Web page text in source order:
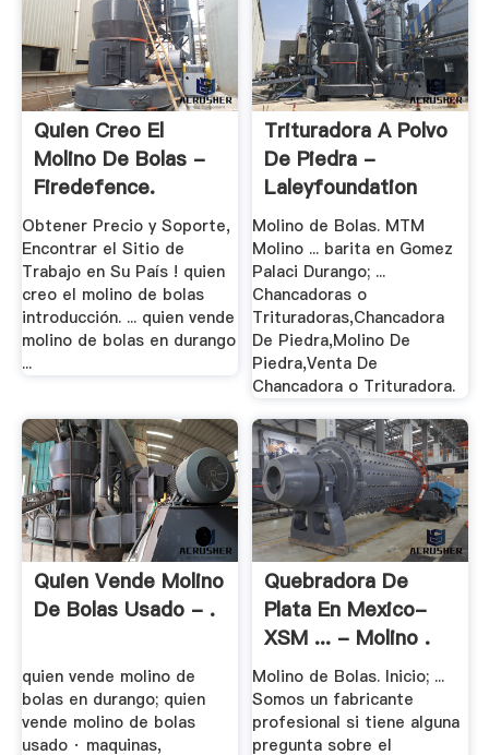
Quien Creo El
Molino De Bolas -
Firedefence.
Obtener Precio y Soporte,
Encontrar el Sitio de
Trabajo en Su País ! quien
creo el molino de bolas
introducción. ... quien vende
molino de bolas en durango
...
Trituradora A Polvo
De Piedra -
Laleyfoundation
Molino de Bolas. MTM
Molino ... barita en Gomez
Palaci Durango; ...
Chancadoras o
Trituradoras,Chancadora
De Piedra,Molino De
Piedra,Venta De
Chancadora o Trituradora.
Quien Vende Molino
De Bolas Usado - .
quien vende molino de
bolas en durango; quien
vende molino de bolas
usado · maquinas,
Quebradora De
Plata En Mexico-
XSM ... - Molino .
Molino de Bolas. Inicio; ...
Somos un fabricante
profesional si tiene alguna
pregunta sobre el